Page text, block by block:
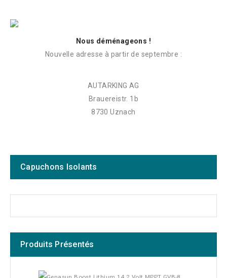
Nous déménageons !
Nouvelle adresse à partir de septembre :
AUTARKING AG
Brauereistr. 1b
8730 Uznach
Capuchons Isolants
Produits Présentés